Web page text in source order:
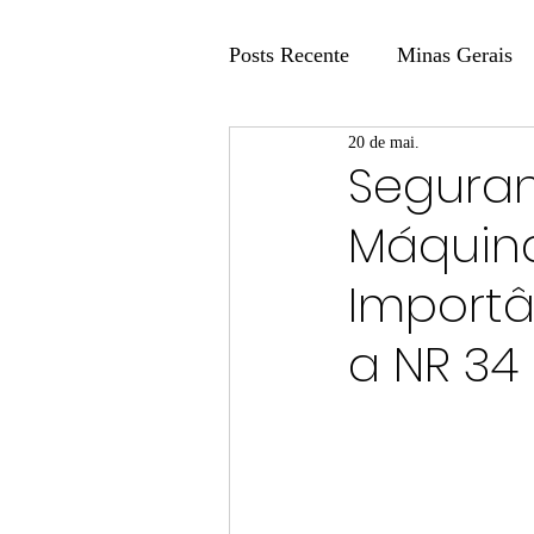
Posts Recente Minas Gerais
Coluna Fatos e Versões
Coluna: Agenda 21
Publicidade Legal
a NR 34
20 de mai.